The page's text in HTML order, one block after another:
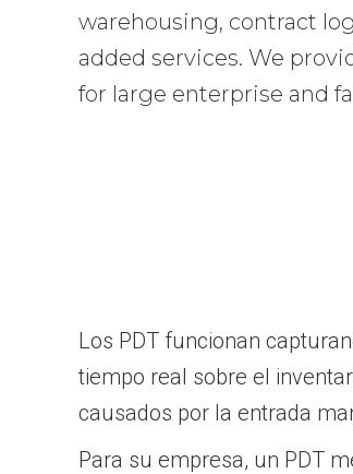
warehousing, contract
added services. We
for large enterprise and
Los PDT funcionan
tiempo real sobre el
causados por la entrada
Para su empresa, un PDT